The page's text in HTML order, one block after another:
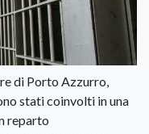
di Porto Azzurro,
stati coinvolti in una
reparto